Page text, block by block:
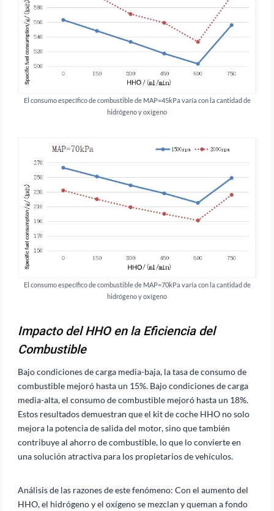
El consumo específico de combustible de MAP=45kPa varía con la cantidad de
hidrógeno y oxígeno
El consumo específico de combustible de MAP=70kPa varía con la cantidad de
hidrógeno y oxígeno
Impacto del HHO en la Eficiencia del
Combustible
Bajo condiciones de carga media-baja, la tasa de consumo de
combustible mejoró hasta un 15%. Bajo condiciones de carga
media-alta, el consumo de combustible mejoró hasta un 18%.
Estos resultados demuestran que el kit de coche HHO no solo
mejora la potencia de salida del motor, sino que también
contribuye al ahorro de combustible, lo que lo convierte en
una solución atractiva para los propietarios de vehículos.
Análisis de las razones de este fenómeno: Con el aumento del
HHO, el hidrógeno y el oxígeno se mezclan y queman a fondo